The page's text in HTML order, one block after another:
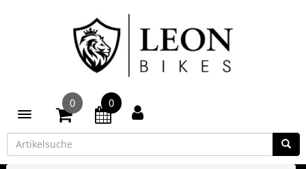
Toggle navigation
0 0